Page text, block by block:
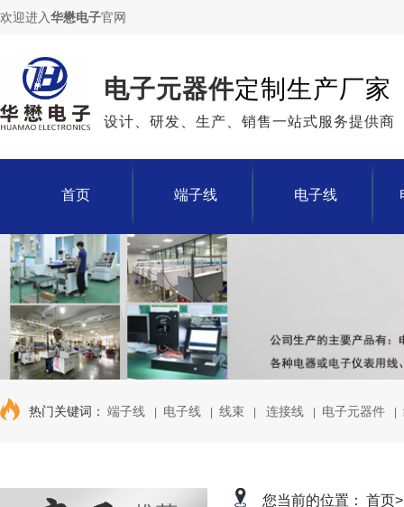
欢迎进入华懋电子官网
电子元器件定制生产厂家
设计、研发、生产、销售一站式服务提供商
首页 端子线 电子线
热门关键词： 端子线 | 电子线 | 线束 | 连接线 | 电子元器件 |
您当前的位置： 首页>